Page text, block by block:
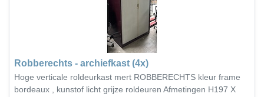
Robberechts - archiefkast (4x)
Hoge verticale roldeurkast mert ROBBERECHTS kleur frame
bordeaux , kunstof licht grijze roldeuren Afmetingen H197 X